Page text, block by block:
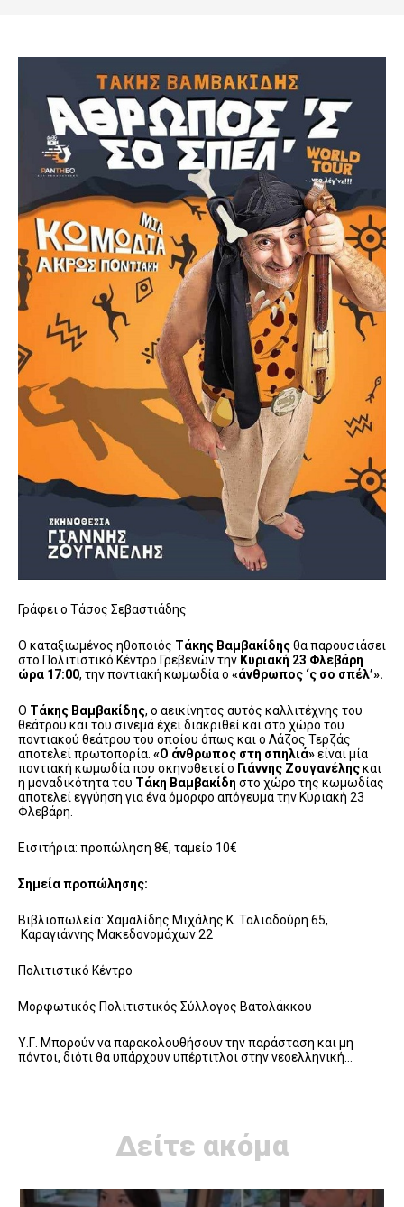
Γράφει ο Τάσος Σεβαστιάδης
Ο καταξιωμένος ηθοποιός Τάκης Βαμβακίδηςθα παρουσιάσει
στο Πολιτιστικό Κέντρο Γρεβενών την Κυριακή 23 Φλεβάρη
ώρα 17:00, την ποντιακή κωμωδία ο «άνθρωπος ‘ς σο σπέλ’».
Ο Τάκης Βαμβακίδης, ο αεικίνητος αυτός καλλιτέχνης του
θεάτρου και του σινεμά έχει διακριθεί και στο χώρο του
ποντιακού θεάτρου του οποίου όπως και ο Λάζος Τερζάς
αποτελεί πρωτοπορία. «Ο άνθρωπος στη σπηλιά»είναι μία
ποντιακή κωμωδία που σκηνοθετεί ο Γιάννης Ζουγανέληςκαι
η μοναδικότητα του Τάκη Βαμβακίδη στο χώρο της κωμωδίας
αποτελεί εγγύηση για ένα όμορφο απόγευμα την Κυριακή 23
Φλεβάρη.
Εισιτήρια: προπώληση 8€, ταμείο 10€
Σημεία προπώλησης:
Βιβλιοπωλεία: Χαμαλίδης Μιχάλης Κ. Ταλιαδούρη 65,
Καραγιάννης Μακεδονομάχων 22
Πολιτιστικό Κέντρο
Μορφωτικός Πολιτιστικός Σύλλογος Βατολάκκου
Υ.Γ. Μπορούν να παρακολουθήσουν την παράσταση και μη
πόντοι, διότι θα υπάρχουν υπέρτιτλοι στην νεοελληνική…
Δείτε ακόμα